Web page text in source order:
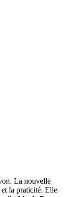
La nouvelle
la praticité. Elle